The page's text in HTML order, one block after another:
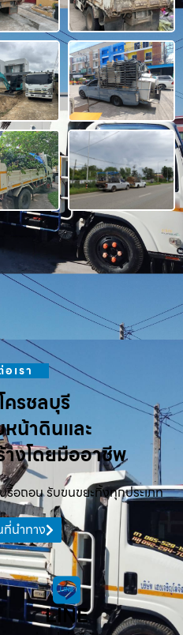
เรา
รชลบุรี
น้าดินและ
งโดยมืออาชีพ
รื้อถอน รับขนขยะทิ้งทุกประเภท
ที่นำทาง
LINE